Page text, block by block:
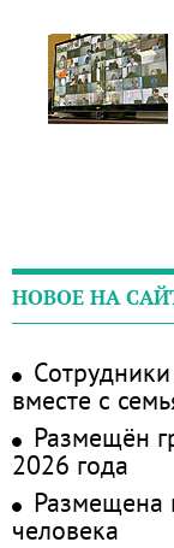
НОВОЕ НА
вместе с
Размещён
2026 года
Размещена
человека